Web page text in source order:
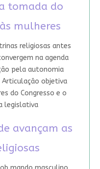
tomada do
mulheres
religiosas antes
na agenda
pela autonomia
objetiva
do Congresso e o
legislativa
avançam as